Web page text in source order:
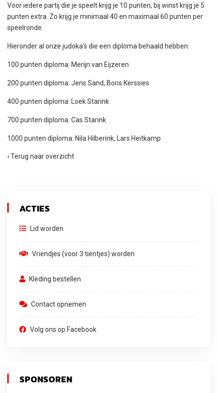
Voor iedere partij die je speelt krijg je 10 punten, bij winst krijg je 5
punten extra. Zo krijg je minimaal 40 en maximaal 60 punten per
speelronde.
Hieronder al onze judoka's die een diploma behaald hebben.
100 punten diploma: Merijn van Eijzeren
200 punten diploma: Jens Sand, Boris Kerssies
400 punten diploma: Loek Starink
700 punten diploma: Cas Starink
1000 punten diploma: Nila Hilberink, Lars Heitkamp
‹ Terug naar overzicht
ACTIES
Lid worden
Vriendjes (voor 3 tientjes) worden
Kleding bestellen
Contact opnemen
Volg ons op Facebook
SPONSOREN